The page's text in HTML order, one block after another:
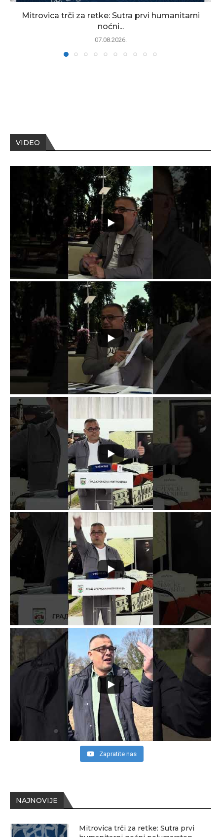
Mitrovica trči za retke: Sutra prvi humanitarni
noćni...
07.08.2026.
NAJNOVIJE
Mitrovica trči za retke: Sutra prvi
VIDEO
Zapratite nas